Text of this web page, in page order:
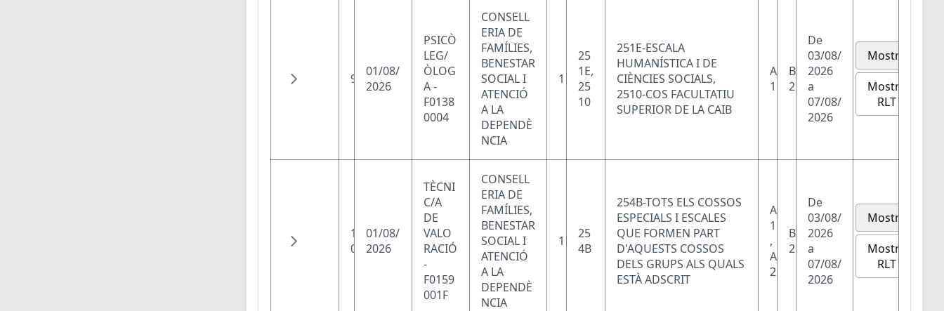
9
01/08/
2026
PSICÒ
LEG/
ÒLOG
A -
F0138
0004
CONSELL
ERIA DE
FAMÍLIES,
BENESTAR
SOCIAL I
ATENCIÓ
A LA
DEPENDÈ
NCIA
1
25
1E,
25
10
251E-ESCALA
HUMANÍSTICA I DE
CIÈNCIES SOCIALS,
2510-COS FACULTATIU
SUPERIOR DE LA CAIB
A
1
B
2
De
03/08/
2026
a
07/08/
2026
Mostra
Mostra
RLT
1
0
01/08/
2026
TÈCNI
C/A
DE
VALO
RACIÓ
-
F0159
001F
CONSELL
ERIA DE
FAMÍLIES,
BENESTAR
SOCIAL I
ATENCIÓ
A LA
DEPENDÈ
NCIA
1
25
4B
254B-TOTS ELS COSSOS
ESPECIALS I ESCALES
QUE FORMEN PART
D'AQUESTS COSSOS
DELS GRUPS ALS QUALS
ESTÀ ADSCRIT
A
1
,
A
2
B
2
De
03/08/
2026
a
07/08/
2026
Mostra
Mostra
RLT